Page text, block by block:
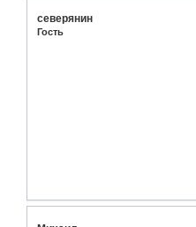
северянин
Гость